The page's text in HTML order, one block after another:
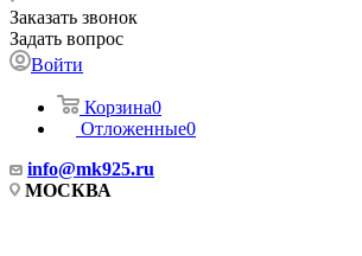
Заказать звонок
Задать вопрос
Войти
Корзина0
Отложенные0
info@mk925.ru
МОСКВА